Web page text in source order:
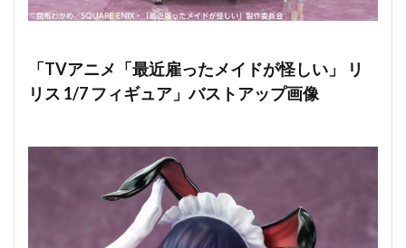
「TVアニメ「最近雇ったメイドが怪しい」 リ
リス 1/7 フィギュア」バストアップ画像